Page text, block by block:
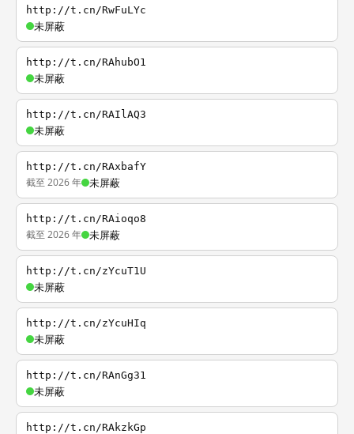
http://t.cn/RwFuLYc
未屏蔽
http://t.cn/RAhubO1
未屏蔽
http://t.cn/RAIlAQ3
未屏蔽
http://t.cn/RAxbafY
截至 2026 年 未屏蔽
http://t.cn/RAioqo8
截至 2026 年 未屏蔽
http://t.cn/zYcuT1U
未屏蔽
http://t.cn/zYcuHIq
未屏蔽
http://t.cn/RAnGg31
未屏蔽
http://t.cn/RAkzkGp